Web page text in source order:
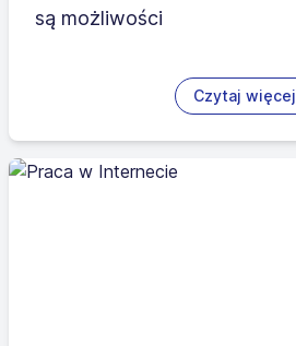
są możliwości
Czytaj więcej